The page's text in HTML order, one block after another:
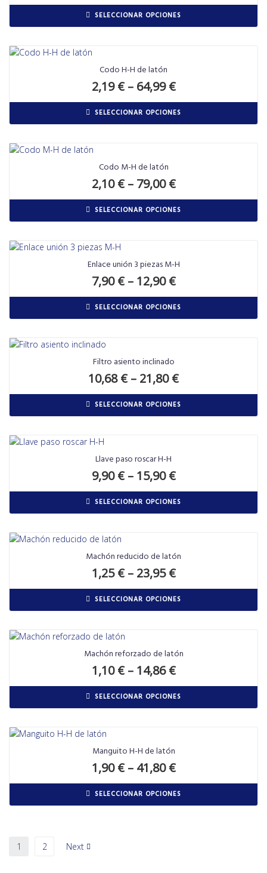
SELECCIONAR OPCIONES
Codo H-H de latón
2,19€– 64,99€
SELECCIONAR OPCIONES
Codo M-H de latón
2,10€– 79,00€
SELECCIONAR OPCIONES
Enlace unión 3 piezas M-H
7,90€– 12,90€
SELECCIONAR OPCIONES
Filtro asiento inclinado
10,68€– 21,80€
SELECCIONAR OPCIONES
Llave paso roscar H-H
9,90€– 15,90€
SELECCIONAR OPCIONES
Machón reducido de latón
1,25€– 23,95€
SELECCIONAR OPCIONES
Machón reforzado de latón
1,10€– 14,86€
SELECCIONAR OPCIONES
Manguito H-H de latón
1,90€– 41,80€
SELECCIONAR OPCIONES
1 2 Next